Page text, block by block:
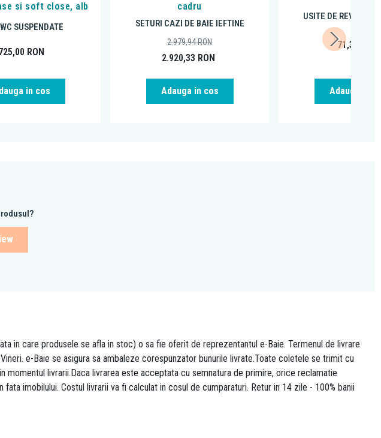
si soft close, alb
SUSPENDATE
RON
in cos
cadru
SETURI CAZI DE BAIE IEFTINE
2.920,33 RON
2.979,94RON
Adauga in cos
USITE DE REVIZIE SI
71,36
Adauga in
in care produsele se afla in stoc) o sa fie oferit de reprezentantul e-Baie. Termenul de livrare
e-Baie se asigura sa ambaleze corespunzator bunurile livrate.Toate coletele se trimit cu
livrarii.Daca livrarea este acceptata cu semnatura de primire, orice reclamatie
imobilului. Costul livrarii va fi calculat in cosul de cumparaturi. Retur in 14 zile - 100% banii